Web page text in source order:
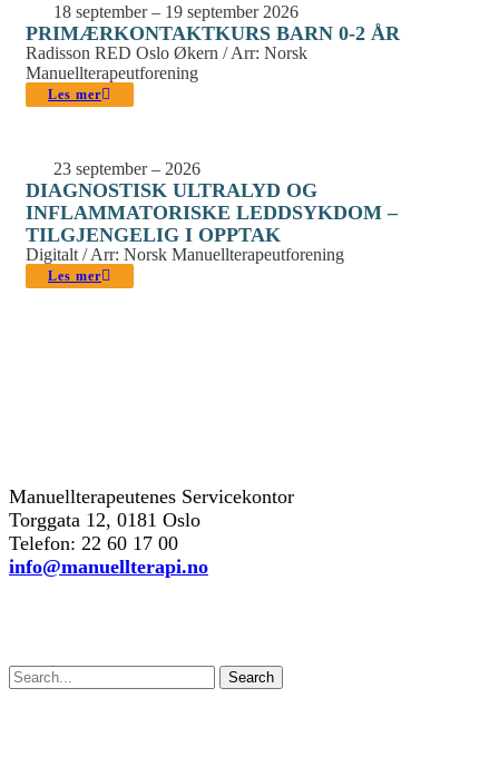
18 september – 19 september 2026
PRIMÆRKONTAKTKURS BARN 0-2 ÅR
Radisson RED Oslo Økern / Arr: Norsk
Manuellterapeutforening
Les mer
23 september – 2026
DIAGNOSTISK ULTRALYD OG
INFLAMMATORISKE LEDDSYKDOM –
TILGJENGELIG I OPPTAK
Digitalt / Arr: Norsk Manuellterapeutforening
Les mer
Manuellterapeutenes Servicekontor
Torggata 12, 0181 Oslo
Telefon: 22 60 17 00
info@manuellterapi.no
Search